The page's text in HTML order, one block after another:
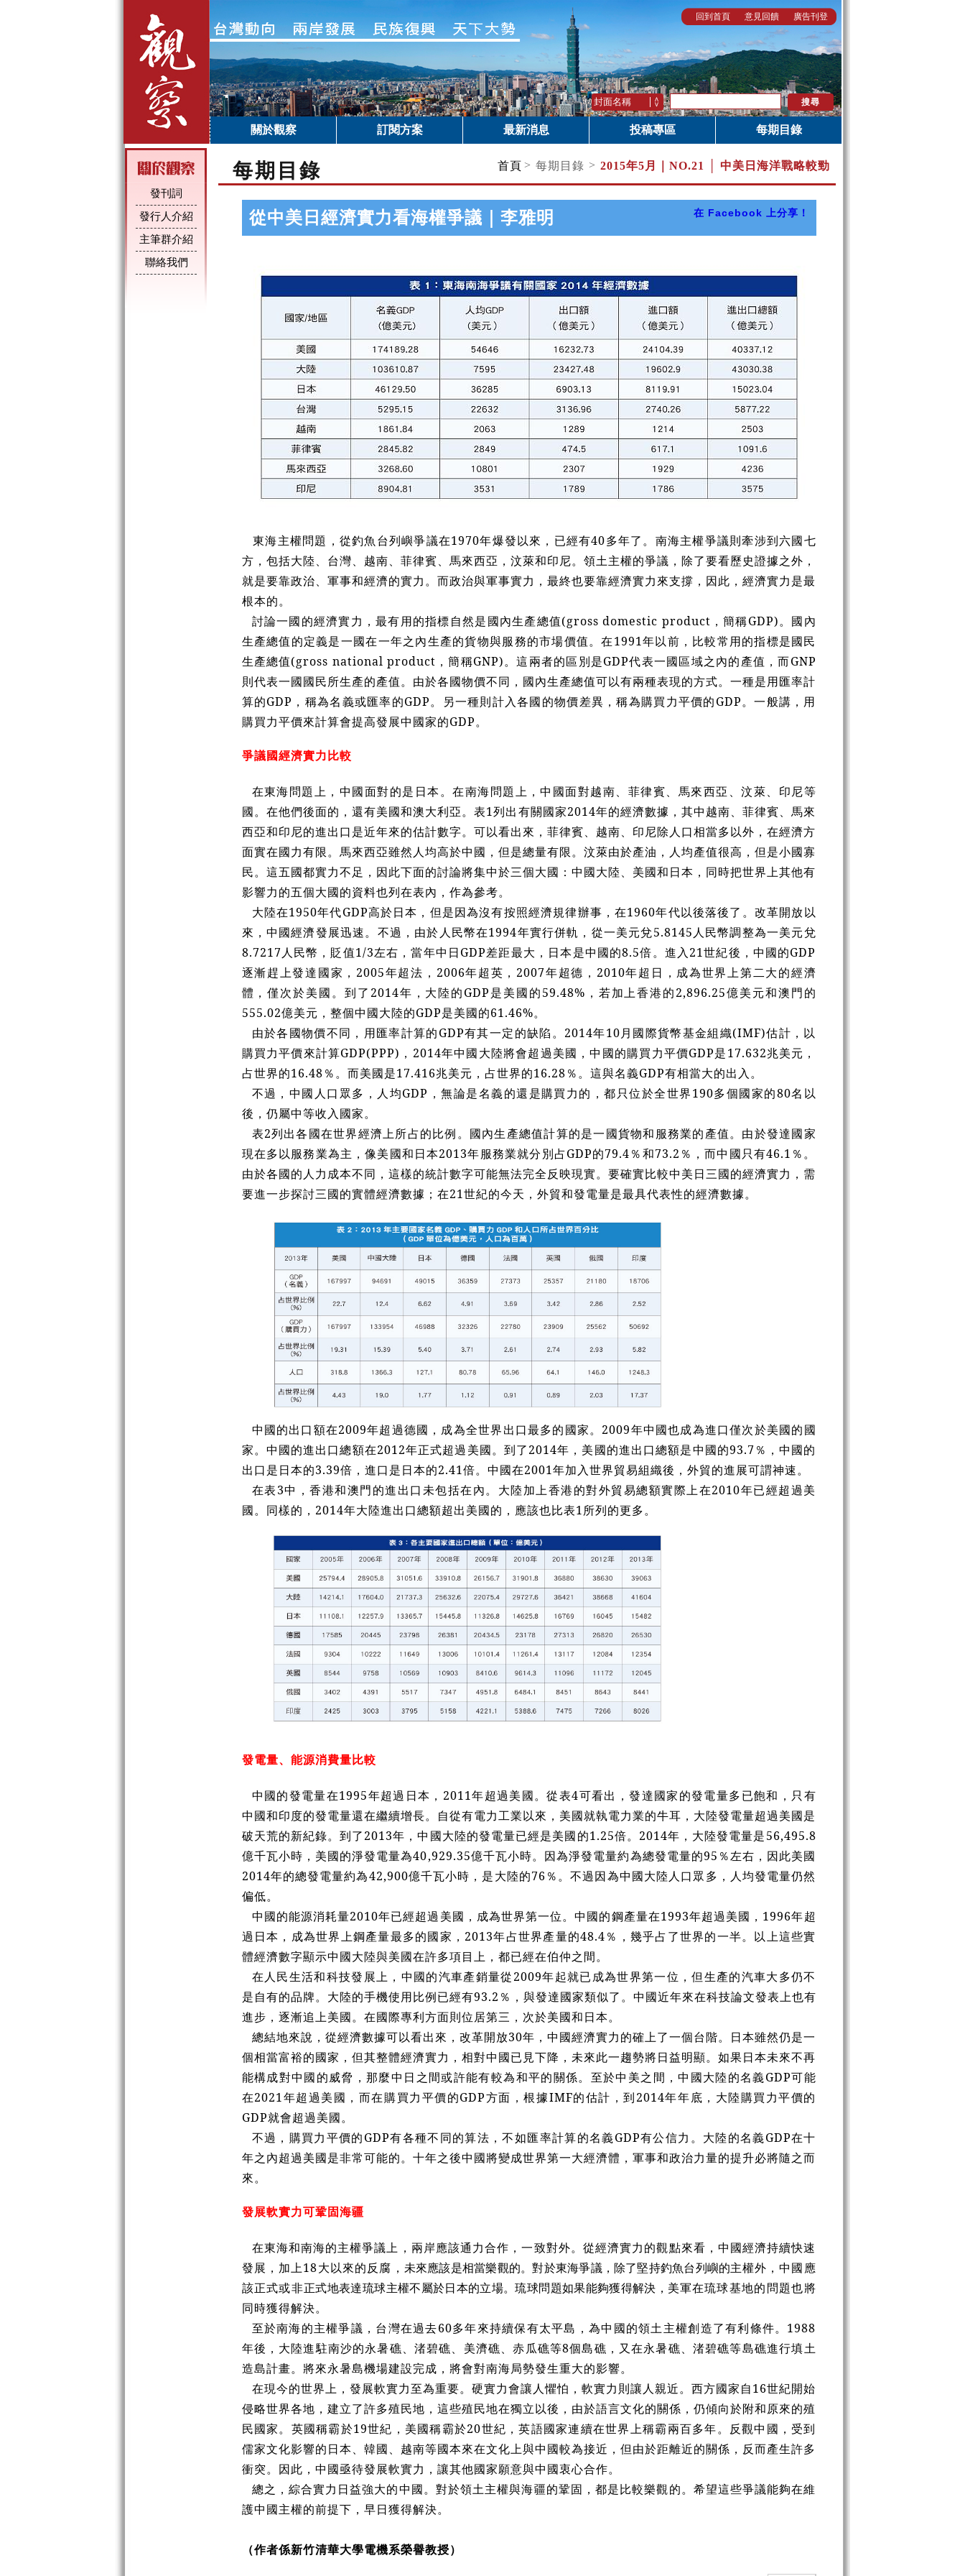
回到首頁 意見回饋 廣告刊登
關於觀察 訂閱方案 最新消息 投稿專區 每期目錄
發刊詞
發行人介紹
主筆群介紹
聯絡我們
每期目錄 首頁 > 每期目錄 > 2015年5月｜ NO.21 │ 中美日海洋戰略較勁
從中美日經濟實力看海權爭議｜李雅明 在 Facebook 上分享！
東海主權問題，從釣魚台列嶼爭議在1970年爆發以來，已經有40多年了。南海主權爭議則牽涉到六國七
方，包括大陸、台灣、越南、菲律賓、馬來西亞，汶萊和印尼。領土主權的爭議，除了要看歷史證據之外，
就是要靠政治、軍事和經濟的實力。而政治與軍事實力，最終也要靠經濟實力來支撐，因此，經濟實力是最
根本的。
討論一國的經濟實力，最有用的指標自然是國內生產總值(gross domestic product，簡稱GDP)。國內
生產總值的定義是一國在一年之內生產的貨物與服務的市場價值。在1991年以前，比較常用的指標是國民
生產總值(gross national product，簡稱GNP)。這兩者的區別是GDP代表一國區域之內的產值，而GNP
則代表一國國民所生產的產值。由於各國物價不同，國內生產總值可以有兩種表現的方式。一種是用匯率計
算的GDP，稱為名義或匯率的GDP。另一種則計入各國的物價差異，稱為購買力平價的GDP。一般講，用
購買力平價來計算會提高發展中國家的GDP。
爭議國經濟實力比較
在東海問題上，中國面對的是日本。在南海問題上，中國面對越南、菲律賓、馬來西亞、汶萊、印尼等
國。在他們後面的，還有美國和澳大利亞。表1列出有關國家2014年的經濟數據，其中越南、菲律賓、馬來
西亞和印尼的進出口是近年來的估計數字。可以看出來，菲律賓、越南、印尼除人口相當多以外，在經濟方
面實在國力有限。馬來西亞雖然人均高於中國，但是總量有限。汶萊由於產油，人均產值很高，但是小國寡
民。這五國都實力不足，因此下面的討論將集中於三個大國：中國大陸、美國和日本，同時把世界上其他有
影響力的五個大國的資料也列在表內，作為參考。
大陸在1950年代GDP高於日本，但是因為沒有按照經濟規律辦事，在1960年代以後落後了。改革開放以
來，中國經濟發展迅速。不過，由於人民幣在1994年實行併軌，從一美元兌5.8145人民幣調整為一美元兌
8.7217人民幣，貶值1/3左右，當年中日GDP差距最大，日本是中國的8.5倍。進入21世紀後，中國的GDP
逐漸趕上發達國家，2005年超法，2006年超英，2007年超德，2010年超日，成為世界上第二大的經濟
體，僅次於美國。到了2014年，大陸的GDP是美國的59.48%，若加上香港的2,896.25億美元和澳門的
555.02億美元，整個中國大陸的GDP是美國的61.46%。
由於各國物價不同，用匯率計算的GDP有其一定的缺陷。2014年10月國際貨幣基金組織(IMF)估計，以
購買力平價來計算GDP(PPP)，2014年中國大陸將會超過美國，中國的購買力平價GDP是17.632兆美元，
占世界的16.48％。而美國是17.416兆美元，占世界的16.28％。這與名義GDP有相當大的出入。
不過，中國人口眾多，人均GDP，無論是名義的還是購買力的，都只位於全世界190多個國家的80名以
後，仍屬中等收入國家。
表2列出各國在世界經濟上所占的比例。國內生產總值計算的是一國貨物和服務業的產值。由於發達國家
現在多以服務業為主，像美國和日本2013年服務業就分別占GDP的79.4％和73.2％，而中國只有46.1％。
由於各國的人力成本不同，這樣的統計數字可能無法完全反映現實。要確實比較中美日三國的經濟實力，需
要進一步探討三國的實體經濟數據；在21世紀的今天，外貿和發電量是最具代表性的經濟數據。
中國的出口額在2009年超過德國，成為全世界出口最多的國家。2009年中國也成為進口僅次於美國的國
家。中國的進出口總額在2012年正式超過美國。到了2014年，美國的進出口總額是中國的93.7％，中國的
出口是日本的3.39倍，進口是日本的2.41倍。中國在2001年加入世界貿易組織後 ， 外貿的進展可謂神速。
在表3中，香港和澳門的進出口未包括在內。大陸加上香港的對外貿易總額實際上在2010年已經超過美
國。同樣的，2014年大陸進出口總額超出美國的，應該也比表1所列的更多。
發電量、能源消費量比較
中國的發電量在1995年超過日本，2011年超過美國。從表4可看出，發達國家的發電量多已飽和，只有
中國和印度的發電量還在繼續增長。自從有電力工業以來，美國就執電力業的牛耳，大陸發電量超過美國是
破天荒的新紀錄。到了2013年，中國大陸的發電量已經是美國的1.25倍。2014年，大陸發電量是56,495.8
億千瓦小時，美國的淨發電量為40,929.35億千瓦小時。因為淨發電量約為總發電量的95％左右，因此美國
2014年的總發電量約為42,900億千瓦小時，是大陸的76％。不過因為中國大陸人口眾多，人均發電量仍然
偏低。
中國的能源消耗量2010年已經超過美國，成為世界第一位。中國的鋼產量在1993年超過美國，1996年超
過日本，成為世界上鋼產量最多的國家，2013年占世界產量的48.4％，幾乎占了世界的一半。以上這些實
體經濟數字顯示中國大陸與美國在許多項目上，都已經在伯仲之間。
在人民生活和科技發展上，中國的汽車產銷量從2009年起就已成為世界第一位，但生產的汽車大多仍不
是自有的品牌。大陸的手機使用比例已經有93.2％，與發達國家類似了。中國近年來在科技論文發表上也有
進步，逐漸追上美國。在國際專利方面則位居第三，次於美國和日本。
總結地來說，從經濟數據可以看出來，改革開放30年，中國經濟實力的確上了一個台階。日本雖然仍是一
個相當富裕的國家，但其整體經濟實力，相對中國已見下降，未來此一趨勢將日益明顯。如果日本未來不再
能構成對中國的威脅，那麼中日之間或許能有較為和平的關係。至於中美之間，中國大陸的名義GDP可能
在2021年超過美國，而在購買力平價的GDP方面，根據IMF的估計，到2014年年底，大陸購買力平價的
GDP就會超過美國。
不過，購買力平價的GDP有各種不同的算法，不如匯率計算的名義GDP有公信力。大陸的名義GDP在十
年之內超過美國是非常可能的。十年之後中國將變成世界第一大經濟體，軍事和政治力量的提升必將隨之而
來。
發展軟實力可鞏固海疆
在東海和南海的主權爭議上，兩岸應該通力合作，一致對外。從經濟實力的觀點來看，中國經濟持續快速
發展，加上18大以來的反腐， 未來應該是相當樂觀的。對於東海爭議，除了堅持釣魚台列嶼的主權外，中國應
該正式或非正式地表達琉球主權不屬於日本的立場。琉球問題如果能夠獲得解決，美軍在琉球基地的問題也將
同時獲得解決。
至於南海的主權爭議，台灣在過去60多年來持續保有太平島，為中國的領土主權創造了有利條件。1988
年後，大陸進駐南沙的永暑礁、渚碧礁、美濟礁、赤瓜礁等8個島礁，又在永暑礁、渚碧礁等島礁進行填土
造島計畫。將來永暑島機場建設完成，將會對南海局勢發生重大的影響。
在現今的世界上，發展軟實力至為重要。硬實力會讓人懼怕，軟實力則讓人親近。西方國家自16世紀開始
侵略世界各地，建立了許多殖民地，這些殖民地在獨立以後，由於語言文化的關係，仍傾向於附和原來的殖
民國家。英國稱霸於19世紀，美國稱霸於20世紀，英語國家連續在世界上稱霸兩百多年。反觀中國，受到
儒家文化影響的日本、韓國、越南等國本來在文化上與中國較為接近，但由於距離近的關係，反而產生許多
衝突。因此，中國亟待發展軟實力，讓其他國家願意與中國衷心合作。
總之，綜合實力日益強大的中國。對於領土主權與海疆的鞏固，都是比較樂觀的。希望這些爭議能夠在維
護中國主權的前提下，早日獲得解決。
（作者係新竹清華大學電機系榮譽教授）